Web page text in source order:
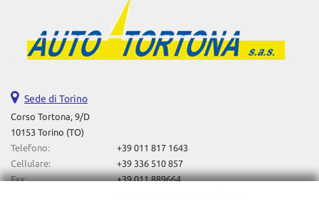
Sede di Torino
Corso Tortona, 9/D
10153 Torino (TO)
Telefono:
+39 011 817 1643
Cellulare:
+39 336 510 857
Fax:
+39 011 889664